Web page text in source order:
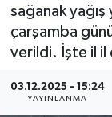
sağanak
çarşamba
verildi. İşte il il
03.12.2025 - 15:24
YAYINLANMA
KÜLTÜR -
MAGAZİN